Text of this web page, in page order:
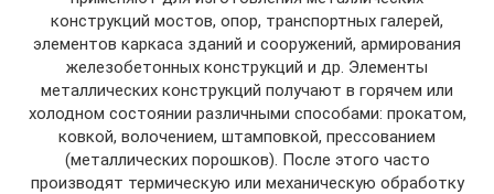
конструкций мостов, опор, транспортных галерей,
элементов каркаса зданий и сооружений, армирования
железобетонных конструкций и др. Элементы
металлических конструкций получают в горячем или
холодном состоянии различными способами: прокатом,
ковкой, волочением, штамповкой, прессованием
(металлических порошков). После этого часто
производят термическую или механическую обработку